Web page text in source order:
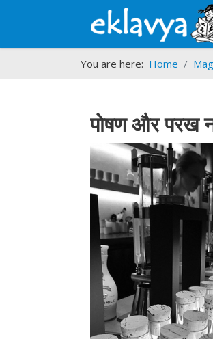
You are here: Home
पोषण और परख